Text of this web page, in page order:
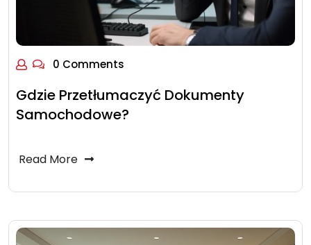
0 Comments
Gdzie Przetłumaczyć Dokumenty
Samochodowe?
Read More